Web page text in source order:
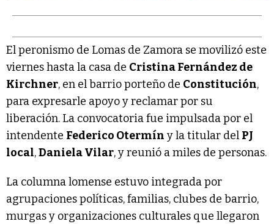
El peronismo de Lomas de Zamora se movilizó este
viernes hasta la casa de Cristina Fernández de
Kirchner, en el barrio porteño de Constitución,
para expresarle apoyo y reclamar por su
liberación. La convocatoria fue impulsada por el
intendente Federico Otermín y la titular del PJ
local,Daniela Vilar, y reunió a miles de personas.
La columna lomense estuvo integrada por
agrupaciones políticas, familias, clubes de barrio,
murgas y organizaciones culturales que llegaron